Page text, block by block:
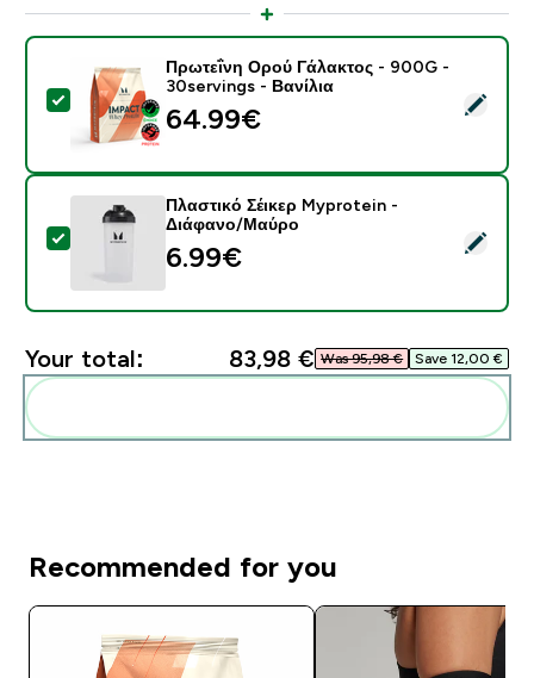
Select this product - Πρωτεΐνη Ορού Γάλακτος -
Πρωτεΐνη Ορού Γάλακτος - 900G -
30servings - Βανίλια
64.99€‎
Select this product - Πλαστικό Σέικερ Myprotein -
Πλαστικό Σέικερ Myprotein -
Διάφανο/Μαύρο
6.99€‎
Your total: 83,98 €‎ Was 95,98 €‎ Save 12,00 €‎
Recommended for you